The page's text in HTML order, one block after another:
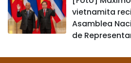
vietnamita
Asamblea
de